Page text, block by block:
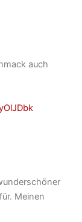
auch
Meinen